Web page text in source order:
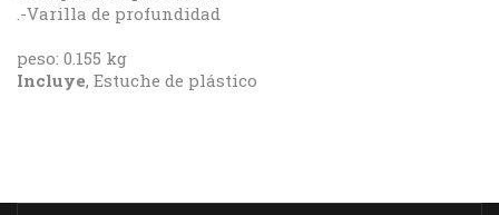
.-Varilla de profundidad
peso: 0.155 kg
Incluye, Estuche de plástico